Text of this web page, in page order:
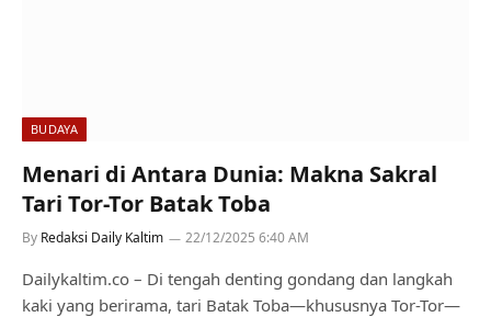
BUDAYA
Menari di Antara Dunia: Makna Sakral
Tari Tor-Tor Batak Toba
By Redaksi Daily Kaltim 22/12/2025 6:40 AM
Dailykaltim.co – Di tengah denting gondang dan langkah
kaki yang berirama, tari Batak Toba—khususnya Tor-Tor—